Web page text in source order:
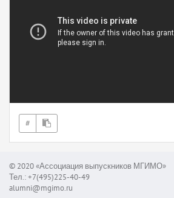
#
© 2020 «Ассоциация выпускников МГИМО»
Тел.: +7(495)225-40-49
alumni@mgimo.ru